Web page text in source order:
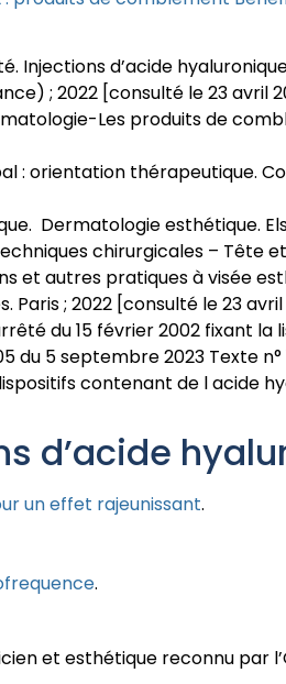
d’acide
; 2022 [consulté le 23 avril
Les produits de
: orientation thérapeutique.
Dermatologie esthétique.
chirurgicales – Tête et
et autres pratiques à visée
Paris ; 2022 [consulté le 23
du 15 février 2002 fixant
du 5 septembre 2023 Texte n°
contenant de l acide
d’acide
un effet rajeunissant.
.
et esthétique reconnu par